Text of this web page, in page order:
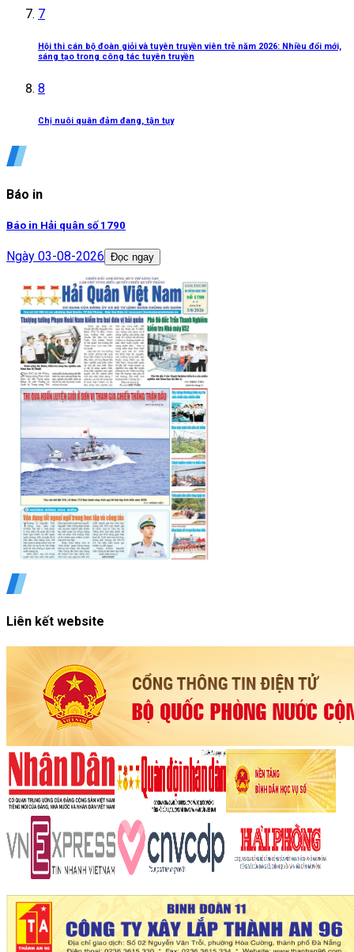
7
Hội thi cán bộ đoàn giỏi và tuyên truyền viên trẻ năm 2026: Nhiều đổi mới,
sáng tạo trong công tác tuyên truyền
8
Chị nuôi quân đảm đang, tận tụy
Báo in
Báo in Hải quân số 1790
Ngày 03-08-2026 Đọc ngay
Liên kết website